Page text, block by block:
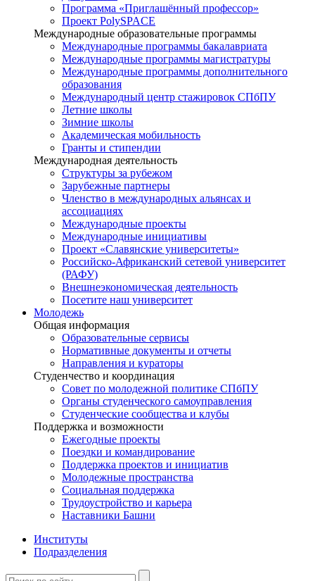
Программа «Приглашённый профессор»
Проект PolySPACE
Международные образовательные программы
Международные программы бакалавриата
Международные программы магистратуры
Международные программы дополнительного
образования
Международный центр стажировок СПбПУ
Летние школы
Зимние школы
Академическая мобильность
Гранты и стипендии
Международная деятельность
Структуры за рубежом
Зарубежные партнеры
Членство в международных альянсах и
ассоциациях
Международные проекты
Международные инициативы
Проект «Славянские университеты»
Российско-Африканский сетевой университет
(РАФУ)
Внешнеэкономическая деятельность
Посетите наш университет
Молодежь
Общая информация
Образовательные сервисы
Нормативные документы и отчеты
Направления и кураторы
Студенчество и координация
Совет по молодежной политике СПбПУ
Органы студенческого самоуправления
Студенческие сообщества и клубы
Поддержка и возможности
Ежегодные проекты
Поездки и командирование
Поддержка проектов и инициатив
Молодежные пространства
Социальная поддержка
Трудоустройство и карьера
Наставники Башни
Институты
Подразделения